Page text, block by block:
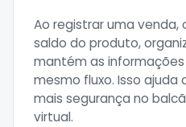
Ao registrar uma venda,
saldo do produto,
mantém as
mesmo fluxo. Isso ajuda
mais segurança no
virtual.